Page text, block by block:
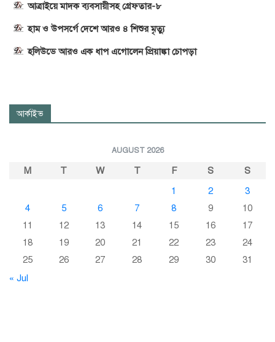
আত্রাইয়ে মাদক ব্যবসায়ীসহ গ্রেফতার-৮
হাম ও উপসর্গে দেশে আরও ৪ শিশুর মৃত্যু
হলিউডে আরও এক ধাপ এগোলেন প্রিয়াঙ্কা চোপড়া
আর্কাইভ
AUGUST 2026
M T W T F S
S
1
2
3
4
5 6 7 8 9
10
11
12 13 14 15 16
17
18
19 20 21 22 23
24
25
26 27 28 29 30
31
« Jul